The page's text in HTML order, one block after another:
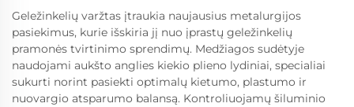
Geležinkelių varžtas įtraukia naujausius metalurgijos
pasiekimus, kurie išskiria jį nuo įprastų geležinkelių
pramonės tvirtinimo sprendimų. Medžiagos sudėtyje
naudojami aukšto anglies kiekio plieno lydiniai, specialiai
sukurti norint pasiekti optimalų kietumo, plastumo ir
nuovargio atsparumo balansą. Kontroliuojamų šiluminio